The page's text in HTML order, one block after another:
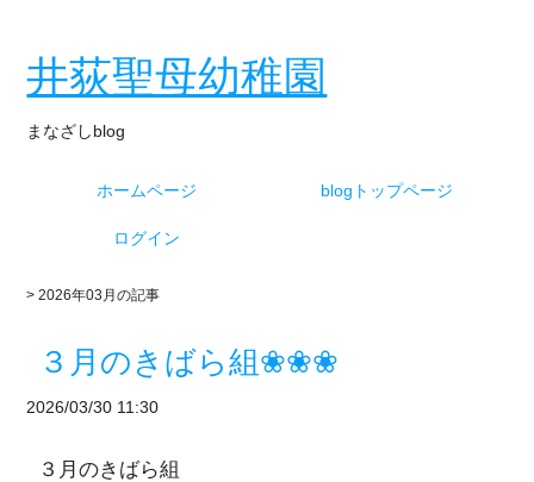
井荻聖母幼稚園
まなざしblog
ホームページ blogトップページ
ログイン
> 2026年03月の記事
３月のきばら組❀❀❀
2026/03/30 11:30
３月のきばら組